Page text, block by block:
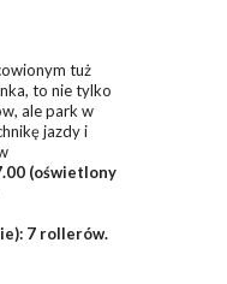
tuż
to nie tylko
ale park w
jazdy i
(oświetlony
7 rollerów.